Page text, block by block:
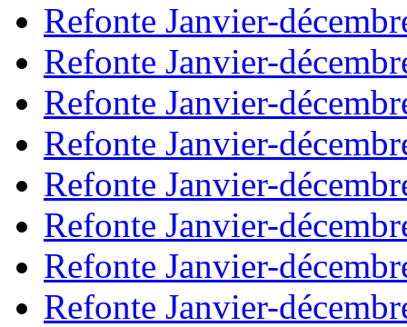
Refonte Janvier-
Refonte Janvier-
Refonte Janvier-
Refonte Janvier-
Refonte Janvier-
Refonte Janvier-
Refonte Janvier-
Refonte Janvier-